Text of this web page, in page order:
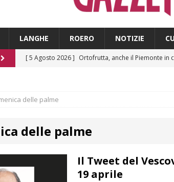
LANGHE ROERO NOTIZIE
[ 5 Agosto 2026 ] Ortofrutta, anche il Piemonte in
[ 5 Agosto 2026 ] Sulla provinciale 661 tra Sanfrè
Serie D, secondo test per il Bra
delle palme
delle palme
Il Tweet del
19 aprile